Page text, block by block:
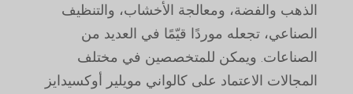
الذهب والفضة، ومعالجة الأخشاب، والتنظيف
الصناعي، تجعله موردًا قيّمًا في العديد من
الصناعات. ويمكن للمتخصصين في مختلف
المجالات الاعتماد على كالواني مويلير أوكسيدايز